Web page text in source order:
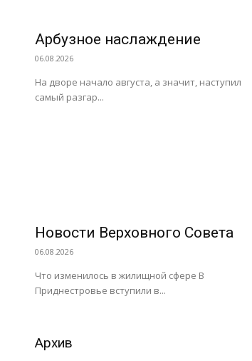
Арбузное наслаждение
06.08.2026
На дворе начало августа, а значит, наступил
самый разгар...
Новости Верховного Совета
06.08.2026
Что изменилось в жилищной сфере В
Приднестровье вступили в...
Архив